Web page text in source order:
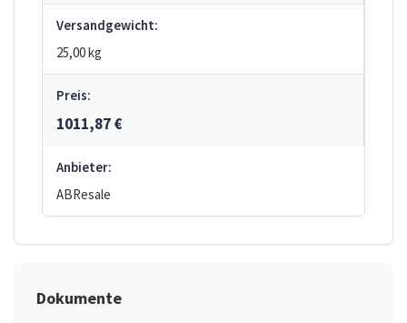
Versandgewicht:
25,00 kg
Preis:
1011,87 €
Anbieter:
ABResale
Dokumente